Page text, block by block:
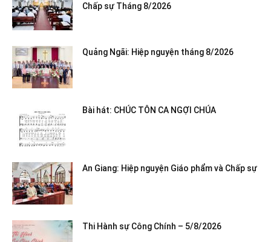
Chấp sự Tháng 8/2026
Quảng Ngãi: Hiệp nguyện tháng 8/2026
Bài hát: CHÚC TÔN CA NGỢI CHÚA
An Giang: Hiệp nguyện Giáo phẩm và Chấp sự
Thi Hành sự Công Chính – 5/8/2026